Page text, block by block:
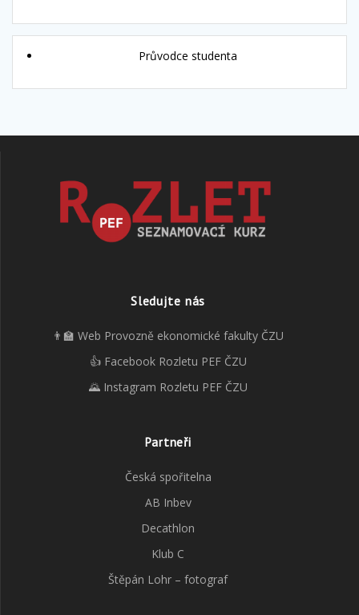
Průvodce studenta
Sledujte nás
👨‍🏫 Web Provozně ekonomické fakulty ČZU
👍 Facebook Rozletu PEF ČZU
🌄 Instagram Rozletu PEF ČZU
Partneři
Česká spořitelna
AB Inbev
Decathlon
Klub C
Štěpán Lohr – fotograf